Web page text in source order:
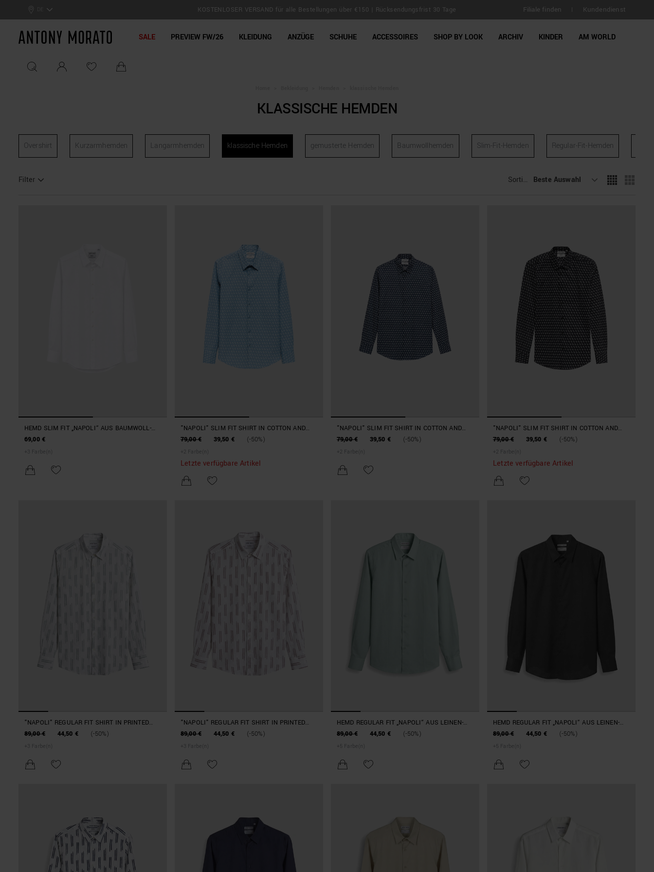
DE
Sommer-Sale – KOSTENLOSER VERSAND für alle Bestellungen über €150 | Rücksendungsfrist 30 Tage Filiale finden Kundendienst
Antony Morato - Official Online Shop
SALE PREVIEW FW/26 KLEIDUNG ANZÜGE SCHUHE ACCESSOIRES SHOP BY LOOK ARCHIV KINDER AM WORLD
KLASSISCHE HEMDEN
Overshirt Kurzarmhemden Langarmhemden klassische Hemden gemusterte Hemden Baumwollhemden Slim-Fit-Hemden Regular-Fit-Hemden
Filter Sortieren :
Beste Auswahl
HEMD SLIM FIT „NAPOLI“ AUS BAUMWOLL-
MISCHGEWEBE
69,00 €
+ 3 Farbe(n)
"NAPOLI" SLIM FIT SHIRT IN COTTON AND
VISCOSE BLEND WITH SOFT TOUCH PRINT
79,00 € 39,50 € (-50%)
+ 2 Farbe(n)
Letzte verfügbare Artikel
"NAPOLI" SLIM FIT SHIRT IN COTTON AND
VISCOSE BLEND WITH SOFT TOUCH PRINT
79,00 € 39,50 € (-50%)
+ 2 Farbe(n)
"NAPOLI" SLIM FIT SHIRT IN COTTON AND
VISCOSE BLEND WITH SOFT TOUCH PRINT
79,00 € 39,50 € (-50%)
+ 2 Farbe(n)
Letzte verfügbare Artikel
"NAPOLI" REGULAR FIT SHIRT IN PRINTED
LINEN BLEND
89,00 € 44,50 € (-50%)
+ 3 Farbe(n)
"NAPOLI" REGULAR FIT SHIRT IN PRINTED
LINEN BLEND
89,00 € 44,50 € (-50%)
+ 3 Farbe(n)
HEMD REGULAR FIT „NAPOLI“ AUS LEINEN-
LYOCELL-MISCHGEWEBE MIT WEICHER NOTE
89,00 € 44,50 € (-50%)
+ 5 Farbe(n)
HEMD REGULAR FIT „NAPOLI“ AUS LEINEN-
LYOCELL-MISCHGEWEBE MIT WEICHER NOTE
89,00 € 44,50 € (-50%)
+ 5 Farbe(n)